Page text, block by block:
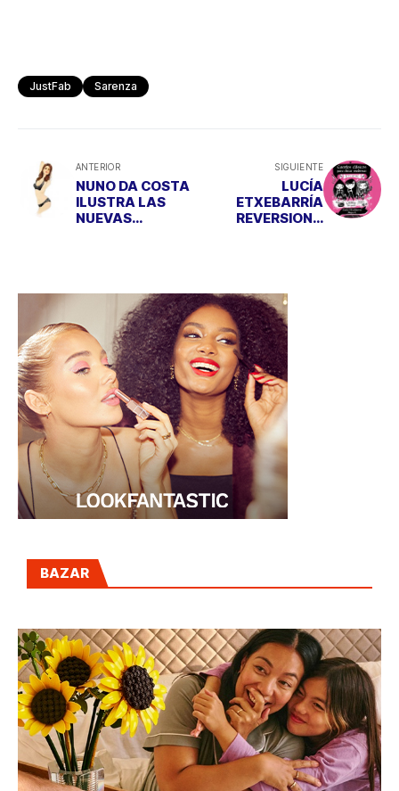
JustFab Sarenza
ANTERIOR
NUNO DA COSTA
ILUSTRA LAS
NUEVAS
SIGUIENTE
LUCÍA
ETXEBARRÍA
REVERSIONA
BAZAR